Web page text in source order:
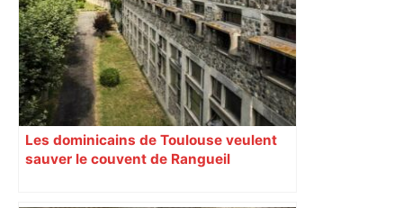
Les dominicains de Toulouse veulent
sauver le couvent de Rangueil